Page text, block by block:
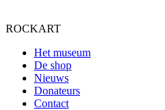
ROCKART
Het museum
De shop
Nieuws
Donateurs
Contact